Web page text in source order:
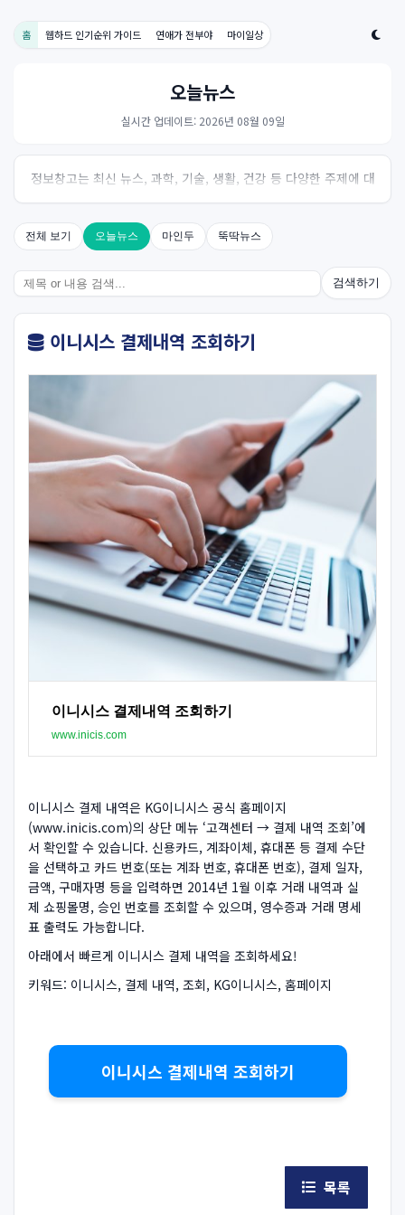
홈 웹하드 인기순위 가이드 연애가 전부야 마이일상
오늘뉴스
실시간 업데이트: 2026년 08월 09일
정보창고는 최신 뉴스, 과학, 기술, 생활, 건강 등 다양한 주제에 대
한 신뢰성 있는 정보를 제공하는 온라인 자료실입니다.
전체 보기 오늘뉴스 마인두 뚝딱뉴스
검색하기
이니시스 결제내역 조회하기
이니시스 결제내역 조회하기
www.inicis.com
이니시스 결제 내역은 KG이니시스 공식 홈페이지
(www.inicis.com)의 상단 메뉴 ‘고객센터 → 결제 내역 조회’에
서 확인할 수 있습니다. 신용카드, 계좌이체, 휴대폰 등 결제 수단
을 선택하고 카드 번호(또는 계좌 번호, 휴대폰 번호), 결제 일자,
금액, 구매자명 등을 입력하면 2014년 1월 이후 거래 내역과 실
제 쇼핑몰명, 승인 번호를 조회할 수 있으며, 영수증과 거래 명세
표 출력도 가능합니다.
아래에서 빠르게 이니시스 결제 내역을 조회하세요!
키워드: 이니시스, 결제 내역, 조회, KG이니시스, 홈페이지
이니시스 결제내역 조회하기
목록